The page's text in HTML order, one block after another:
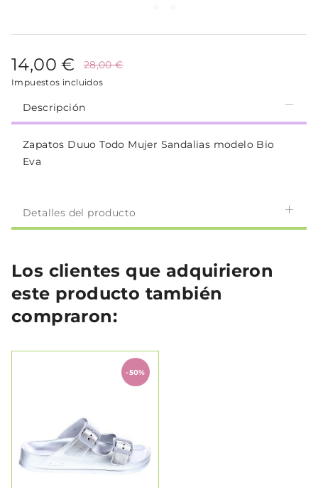
14,00 € 28,00 €
Impuestos incluidos
Descripción
Zapatos Duuo Todo Mujer Sandalias modelo Bio
Eva
Detalles del producto
Los clientes que adquirieron
este producto también
compraron:
-50%